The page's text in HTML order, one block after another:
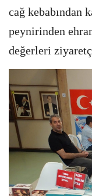
cağ kebabından
peynirinden
değerleri